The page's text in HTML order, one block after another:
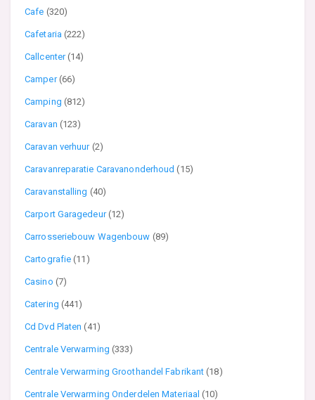
Cafe (320)
Cafetaria (222)
Callcenter(14)
Camper(66)
Camping (812)
Caravan (123)
Caravan verhuur (2)
Caravanreparatie Caravanonderhoud(15)
Caravanstalling (40)
Carport Garagedeur(12)
Carrosseriebouw Wagenbouw (89)
Cartografie(11)
Casino (7)
Catering (441)
Cd Dvd Platen(41)
Centrale Verwarming (333)
Centrale Verwarming Groothandel Fabrikant(18)
Centrale Verwarming Onderdelen Materiaal(10)